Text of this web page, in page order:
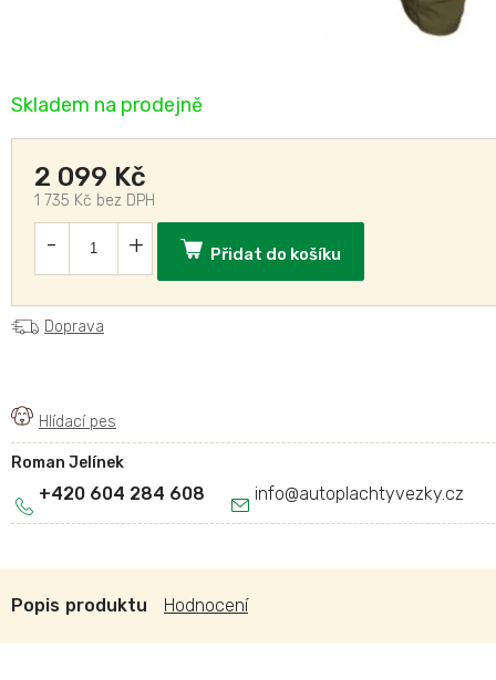
Skladem na prodejně
2 099 Kč
1 735 Kč bez DPH
Přidat do košíku
Roman Jelínek
info@autoplachtyvezky.cz
+420 604 284 608
Doprava
Popis Hodnocení